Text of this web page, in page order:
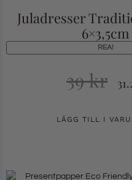
Juladresser
6×3,5cm
REA!
39kr
LÄGG TILL I